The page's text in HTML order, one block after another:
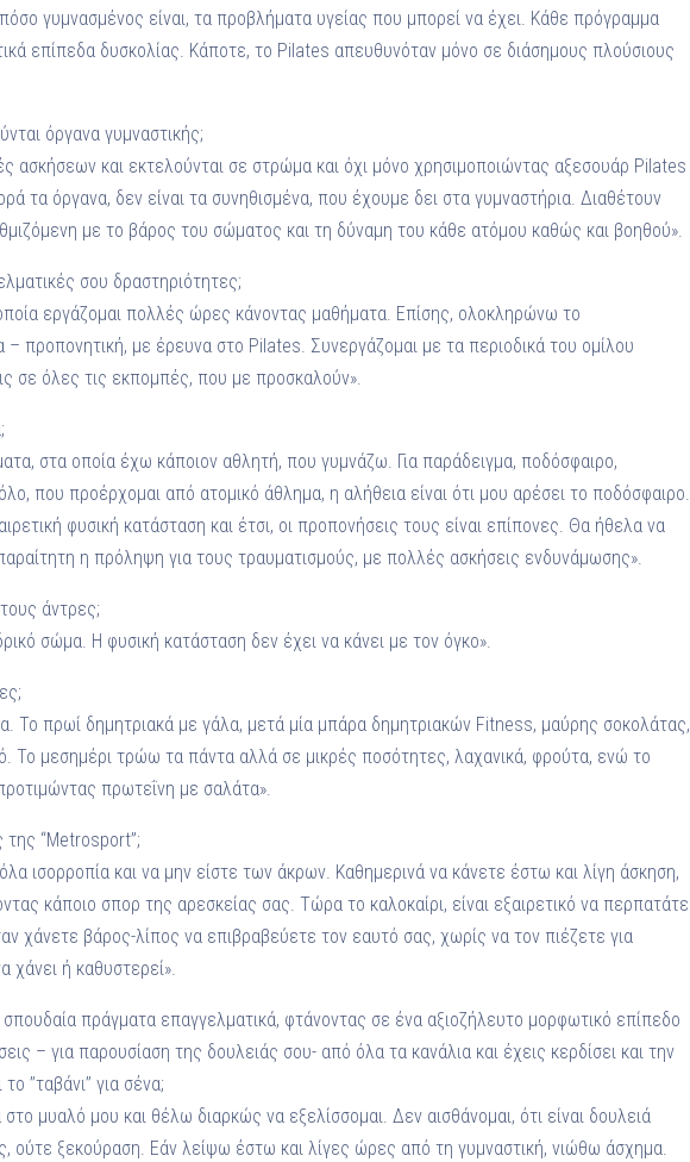
γυμνασμένος είναι, τα προβλήματα υγείας που μπορεί να έχει. Κάθε πρόγραμμα
επίπεδα δυσκολίας. Κάποτε, το Pilates απευθυνόταν μόνο σε διάσημους πλούσιους
όργανα γυμναστικής;
ασκήσεων και εκτελούνται σε στρώμα και όχι μόνο χρησιμοποιώντας αξεσουάρ Pilates
τα όργανα, δεν είναι τα συνηθισμένα, που έχουμε δει στα γυμναστήρια. Διαθέτουν
με το βάρος του σώματος και τη δύναμη του κάθε ατόμου καθώς και βοηθού».
σου δραστηριότητες;
εργάζομαι πολλές ώρες κάνοντας μαθήματα. Επίσης, ολοκληρώνω το
– προπονητική, με έρευνα στο Pilates. Συνεργάζομαι με τα περιοδικά του ομίλου
σε όλες τις εκπομπές, που με προσκαλούν».
στα οποία έχω κάποιον αθλητή, που γυμνάζω. Για παράδειγμα, ποδόσφαιρο,
που προέρχομαι από ατομικό άθλημα, η αλήθεια είναι ότι μου αρέσει το ποδόσφαιρο.
φυσική κατάσταση και έτσι, οι προπονήσεις τους είναι επίπονες. Θα ήθελα να
η πρόληψη για τους τραυματισμούς, με πολλές ασκήσεις ενδυνάμωσης».
άντρες;
σώμα. Η φυσική κατάσταση δεν έχει να κάνει με τον όγκο».
Το πρωί δημητριακά με γάλα, μετά μία μπάρα δημητριακών Fitness, μαύρης σοκολάτας,
Το μεσημέρι τρώω τα πάντα αλλά σε μικρές ποσότητες, λαχανικά, φρούτα, ενώ το
πρωτεΐνη με σαλάτα».
“Metrosport”;
ισορροπία και να μην είστε των άκρων. Καθημερινά να κάνετε έστω και λίγη άσκηση,
κάποιο σπορ της αρεσκείας σας. Τώρα το καλοκαίρι, είναι εξαιρετικό να περπατάτε
χάνετε βάρος-λίπος να επιβραβεύετε τον εαυτό σας, χωρίς να τον πιέζετε για
χάνει ή καθυστερεί».
πράγματα επαγγελματικά, φτάνοντας σε ένα αξιοζήλευτο μορφωτικό επίπεδο
– για παρουσίαση της δουλειάς σου- από όλα τα κανάλια και έχεις κερδίσει και την
για σένα;
μυαλό μου και θέλω διαρκώς να εξελίσσομαι. Δεν αισθάνομαι, ότι είναι δουλειά
ξεκούραση. Εάν λείψω έστω και λίγες ώρες από τη γυμναστική, νιώθω άσχημα.